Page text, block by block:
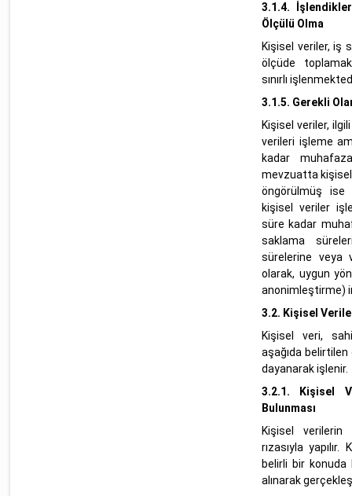
3.1.4.
Ölçülü Olma
Kişisel veriler, iş
ölçüde
sınırlı
3.1.5. Gerekli
Kişisel veriler,
verileri işleme
kadar
mevzuatta kişisel
öngörülmüş ise
kişisel veriler
süre kadar
saklama
sürelerine veya
olarak, uygun
anonimleştirme)
3.2. Kişisel
Kişisel veri,
aşağıda
dayanarak işlenir.
3.2.1.
Kişisel
Bulunması
Kişisel
rızasıyla
belirli bir konuda
alınarak